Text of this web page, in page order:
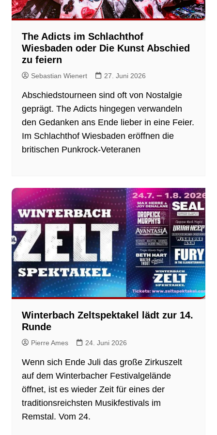
The Adicts im Schlachthof
Wiesbaden oder Die Kunst Abschied
zu feiern
Sebastian Wienert 27. Juni 2026
Abschiedstourneen sind oft von Nostalgie
geprägt. The Adicts hingegen verwandeln
den Gedanken ans Ende lieber in eine Feier.
Im Schlachthof Wiesbaden eröffnen die
britischen Punkrock-Veteranen
Winterbach Zeltspektakel lädt zur 14.
Runde
Pierre Ames 24. Juni 2026
Wenn sich Ende Juli das große Zirkuszelt
auf dem Winterbacher Festivalgelände
öffnet, ist es wieder Zeit für eines der
traditionsreichsten Musikfestivals im
Remstal. Vom 24.